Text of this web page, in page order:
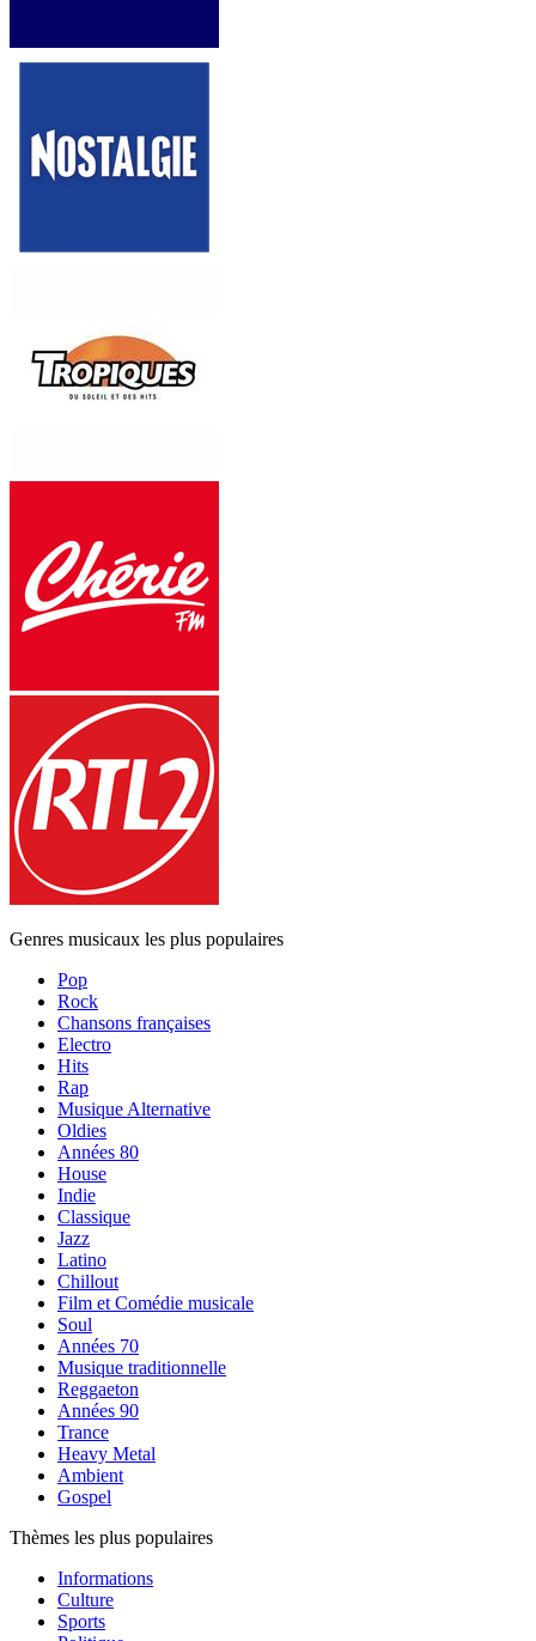
Genres musicaux les plus populaires
Pop
Rock
Chansons françaises
Electro
Hits
Rap
Musique Alternative
Oldies
Années 80
House
Indie
Classique
Jazz
Latino
Chillout
Film et Comédie musicale
Soul
Années 70
Musique traditionnelle
Reggaeton
Années 90
Trance
Heavy Metal
Ambient
Gospel
Thèmes les plus populaires
Informations
Culture
Sports